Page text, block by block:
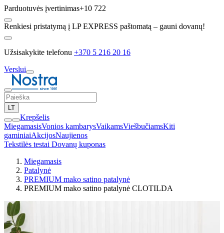
Parduotuvės įvertinimas+10 722
Renkiesi pristatymą į LP EXPRESS paštomatą – gauni dovanų!
Užsisakykite telefonu +370 5 216 20 16
Verslui
LT
Krepšelis
MiegamasisVonios kambarysVaikamsViešbučiamsKiti
gaminiaiAkcijosNaujienos
Tekstilės testai Dovanų kuponas
Miegamasis
Patalynė
PREMIUM mako satino patalynė
PREMIUM mako satino patalynė CLOTILDA